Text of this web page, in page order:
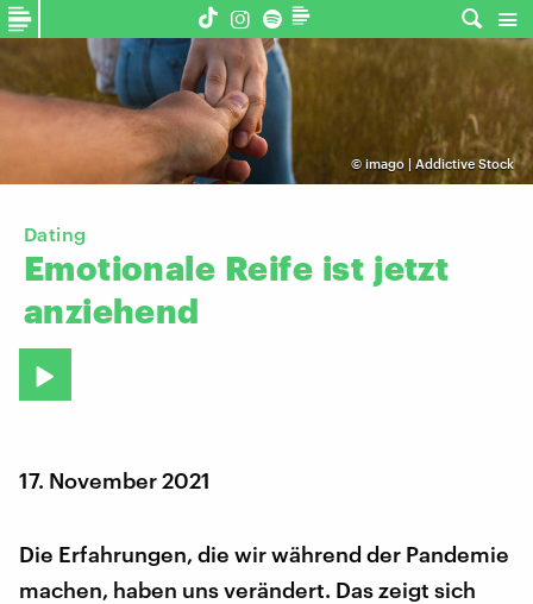
© imago | Addictive Stock
Dating
Emotionale Reife ist jetzt
anziehend
17. November 2021
Die Erfahrungen, die wir während der Pandemie
machen, haben uns verändert. Das zeigt sich